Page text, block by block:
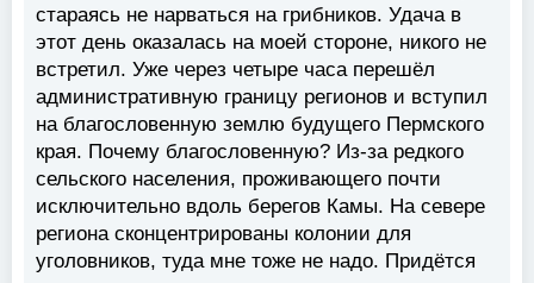
стараясь не нарваться на грибников. Удача в
этот день оказалась на моей стороне, никого не
встретил. Уже через четыре часа перешёл
административную границу регионов и вступил
на благословенную землю будущего Пермского
края. Почему благословенную? Из-за редкого
сельского населения, проживающего почти
исключительно вдоль берегов Камы. На севере
региона сконцентрированы колонии для
уголовников, туда мне тоже не надо. Придётся